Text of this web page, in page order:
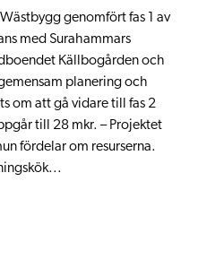
genomfört fas 1 av
med Surahammars
Källbogården och
planering och
om att gå vidare till fas 2
till 28 mkr. – Projektet
fördelar om resurserna.